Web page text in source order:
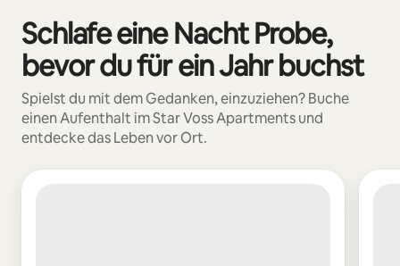
Schlafe eine Nacht Probe,
bevor du für ein Jahr buchst
Spielst du mit dem Gedanken, einzuziehen? Buche
einen Aufenthalt im Star Voss Apartments und
entdecke das Leben vor Ort.
0 von 0 Artikeln